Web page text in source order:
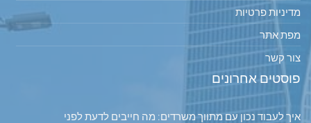
מדיניות פרטיות
מפת אתר
צור קשר
פוסטים אחרונים
איך לעבוד נכון עם מתווך משרדים: מה חייבים לדעת לפני